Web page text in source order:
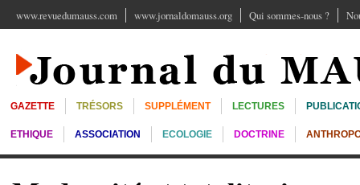
www.revuedumauss.com www.jornaldomauss.org Qui sommes-nous ?
GAZETTE TRÉSORS SUPPLÉMENT LECTURES
ETHIQUE ASSOCIATION ECOLOGIE DOCTRINE